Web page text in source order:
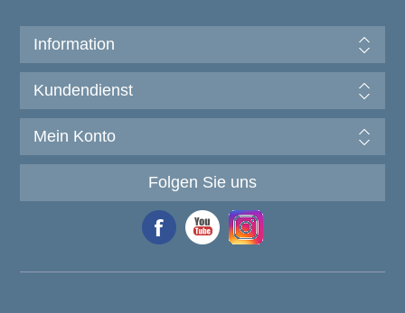
Information
Kundendienst
Mein Konto
Folgen Sie uns